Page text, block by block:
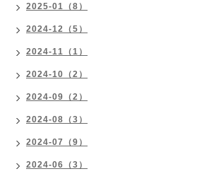
2025-01（8）
2024-12（5）
2024-11（1）
2024-10（2）
2024-09（2）
2024-08（3）
2024-07（9）
2024-06（3）